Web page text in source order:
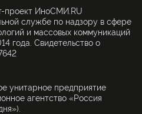
проект ИноСМИ.RU
службе по надзору в сфере
и массовых коммуникаций
года. Свидетельство о
унитарное предприятие
агентство «Россия